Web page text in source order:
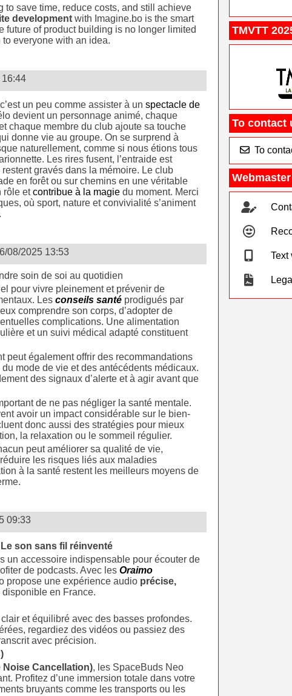
to save time, reduce costs, and still achieve
developmentwith Imagine.bo is the smart
future of product building is no longer limited
everyone with an idea.
un peu comme assister à un spectacle de
devient un personnage animé, chaque
chaque membre du club ajoute sa touche
donne vie au groupe. On se surprend à
naturellement, comme si nous étions tous
Les rires fusent, l’entraide est
gravés dans la mémoire. Le club
en forêt ou sur chemins en une véritable
rôle etcontribue à la magiedu moment. Merci
où sport, nature et convivialité s’animent
08/2025 13:53
soin de soi au quotidien
pour vivre pleinement et prévenir de
Les conseils santéprodigués par
comprendre son corps, d’adopter de
complications. Une alimentation
et un suivi médical adapté constituent
peut également offrir des recommandations
mode de vie et des antécédents médicaux.
des signaux d’alerte et à agir avant que
de ne pas négliger la santé mentale.
avoir un impact considérable sur le bien-
donc aussi des stratégies pour mieux
la relaxation ou le sommeil régulier.
peut améliorer sa qualité de vie,
les risques liés aux maladies
à la santé restent les meilleurs moyens de
09:33
son sans fil réinventé
un accessoire indispensable pour écouter de
de podcasts. Avec les Oraimo
propose une expérience audio précise,
en France.
et équilibré avec des basses profondes.
regardiez des vidéos ou passiez des
avec précision.
Noise Cancellation), les SpaceBuds Neo
Profitez d’une immersion totale dans votre
bruyants comme les transports ou les
TMVTT
To contact
To
Text